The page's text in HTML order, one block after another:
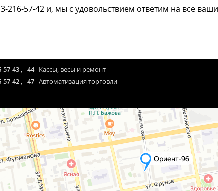
216-57-42 и, мы с удовольствием ответим на все ваши
57-43 , -44 Кассы, весы и ремонт
57-42 , -47 Автоматизация торговли